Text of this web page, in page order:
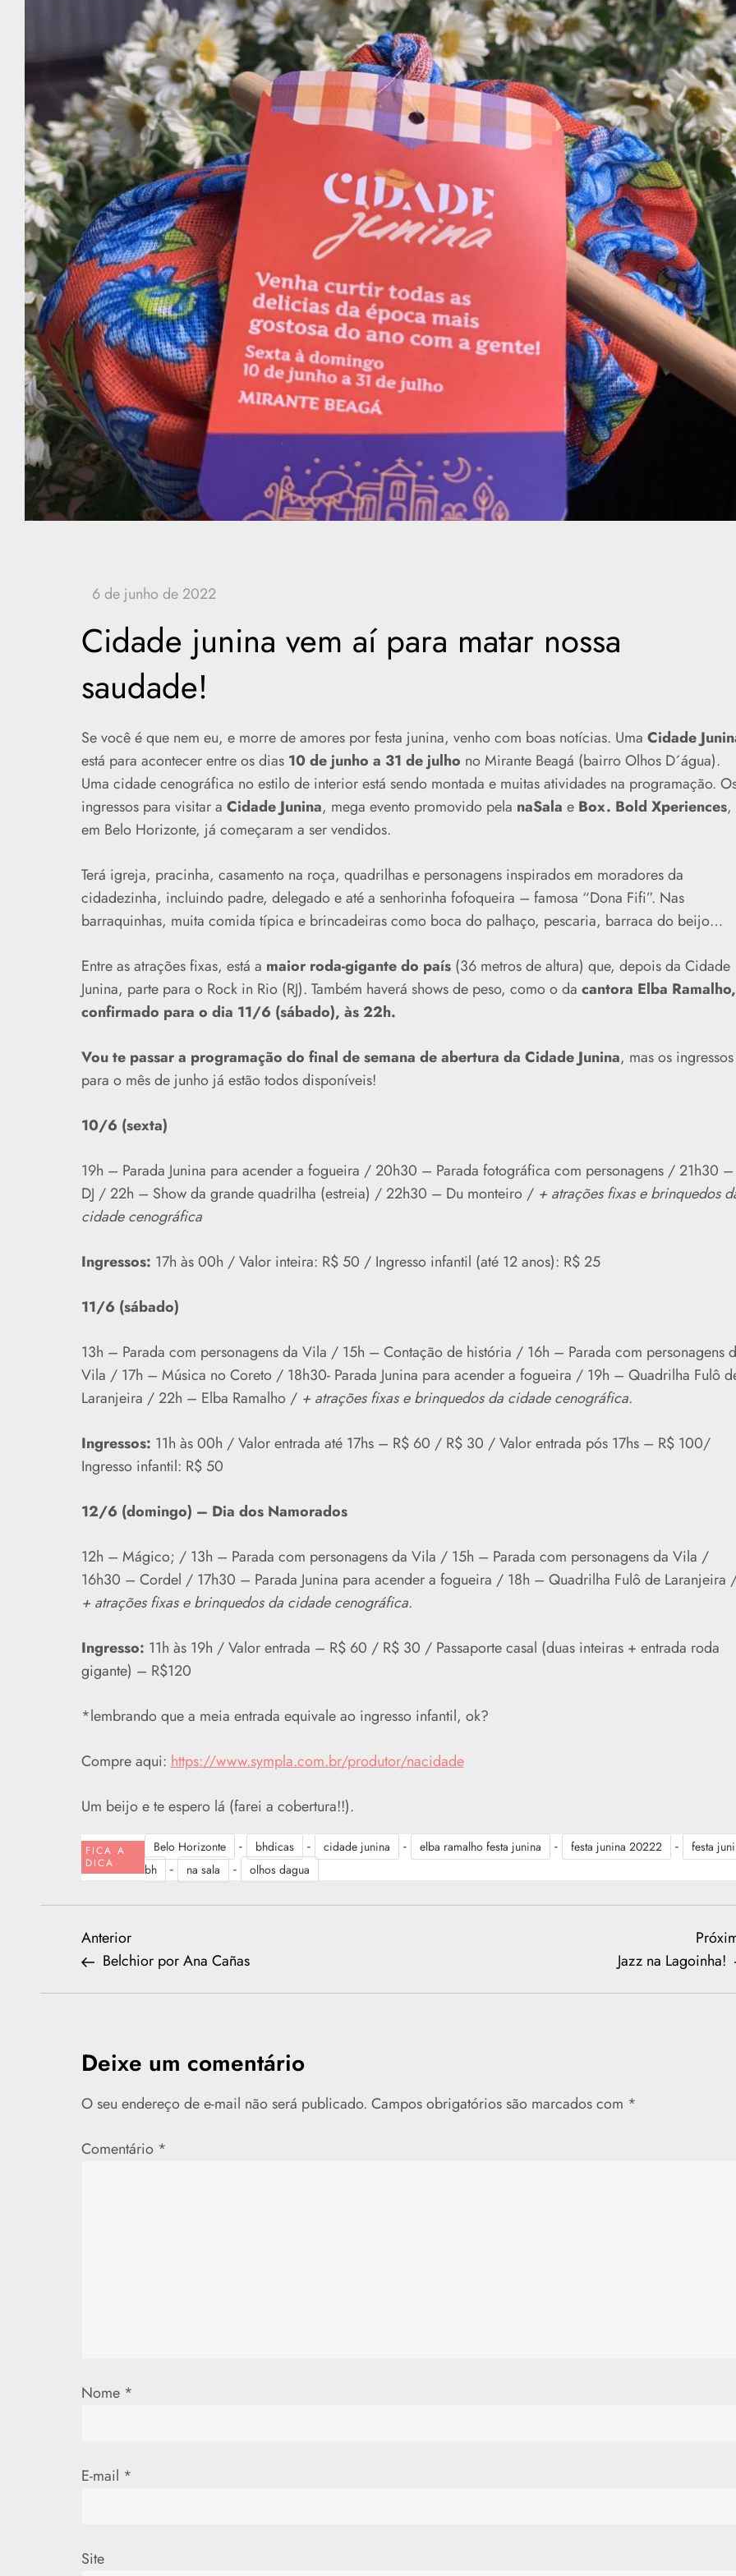
Cidade junina vem aí para matar nossa
saudade!
Se você é que nem eu, e morre de amores por festa junina, venho com boas notícias. Uma Cidade
está para acontecer entre os dias 10 de junho a 31 de julho no Mirante Beagá (bairro Olhos D´água).
Uma cidade cenográfica no estilo de interior está sendo montada e muitas atividades na programação.
ingressos para visitar a Cidade Junina, mega evento promovido pela naSala e Box. Bold Xperiences,
em Belo Horizonte, já começaram a ser vendidos.
Terá igreja, pracinha, casamento na roça, quadrilhas e personagens inspirados em moradores da
cidadezinha, incluindo padre, delegado e até a senhorinha fofoqueira – famosa “Dona Fifi”. Nas
barraquinhas, muita comida típica e brincadeiras como boca do palhaço, pescaria, barraca do beijo…
Entre as atrações fixas, está a maior roda-gigante do país(36 metros de altura) que, depois da Cidade
Junina, parte para o Rock in Rio (RJ). Também haverá shows de peso, como o da cantora Elba Ramalho,
confirmado para o dia 11/6 (sábado), às 22h.
Vou te passar a programação do final de semana de abertura da Cidade Junina, mas os ingressos
para o mês de junho já estão todos disponíveis!
10/6 (sexta)
19h – Parada Junina para acender a fogueira / 20h30 – Parada fotográfica com personagens / 21h30 –
DJ / 22h – Show da grande quadrilha (estreia) / 22h30 – Du monteiro / + atrações fixas e brinquedos
cidade cenográfica
Ingressos: 17h às 00h / Valor inteira: R$ 50 / Ingresso infantil (até 12 anos): R$ 25
11/6 (sábado)
13h – Parada com personagens da Vila / 15h – Contação de história / 16h – Parada com personagens
Vila / 17h – Música no Coreto / 18h30- Parada Junina para acender a fogueira / 19h – Quadrilha Fulô
Laranjeira / 22h – Elba Ramalho / + atrações fixas e brinquedos da cidade cenográfica.
Ingressos: 11h às 00h / Valor entrada até 17hs – R$ 60 / R$ 30 / Valor entrada pós 17hs – R$ 100/
Ingresso infantil: R$ 50
12/6 (domingo) – Dia dos Namorados
12h – Mágico; / 13h – Parada com personagens da Vila / 15h – Parada com personagens da Vila /
16h30 – Cordel / 17h30 – Parada Junina para acender a fogueira / 18h – Quadrilha Fulô de Laranjeira
+ atrações fixas e brinquedos da cidade cenográfica.
Ingresso: 11h às 19h / Valor entrada – R$ 60 / R$ 30 / Passaporte casal (duas inteiras + entrada roda
gigante) – R$120
*lembrando que a meia entrada equivale ao ingresso infantil, ok?
Compre aqui: https://www.sympla.com.br/produtor/nacidade
Um beijo e te espero lá (farei a cobertura!!).
FICA A
DICA
Belo Horizonte - bhdicas - cidade junina - elba ramalho festa junina - festa junina 20222 -
festa
bh
- na sala - olhos dagua
N
a
e
g
a
o
t
Previous
Post
Anterior
Belchior por Ana Cañas
Jazz na Lagoinha!
Deixe um comentário
O seu endereço de e-mail não será publicado. Campos obrigatórios são marcados com *
Comentário *
Nome *
E-mail *
Site